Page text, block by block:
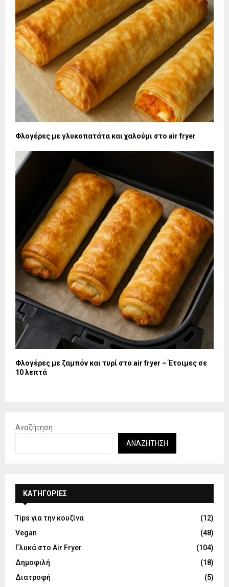
Φλογέρες με γλυκοπατάτα και χαλούμι στο air fryer
Φλογέρες με ζαμπόν και τυρί στο air fryer – Έτοιμες σε
10 λεπτά
Αναζήτηση
ΑΝΑΖΉΤΗΣΗ
KΑΤΗΓΟΡΊΕΣ
Tips για την κουζίνα
(12)
Vegan
(48)
Γλυκά στο Air Fryer
(104)
Δημοφιλή
(18)
Διατροφή
(5)